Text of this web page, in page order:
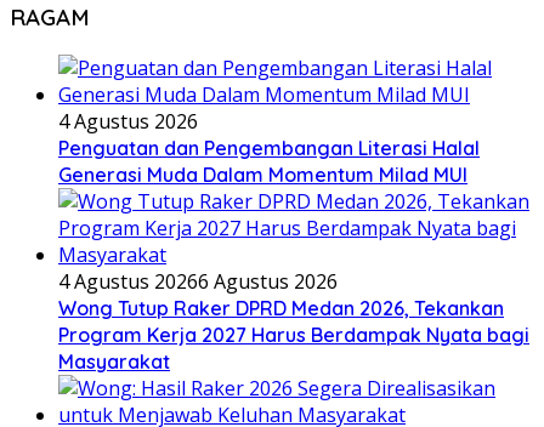
RAGAM
4 Agustus 2026
Penguatan dan Pengembangan Literasi Halal
Generasi Muda Dalam Momentum Milad MUI
4 Agustus 20266 Agustus 2026
Wong Tutup Raker DPRD Medan 2026, Tekankan
Program Kerja 2027 Harus Berdampak Nyata bagi
Masyarakat